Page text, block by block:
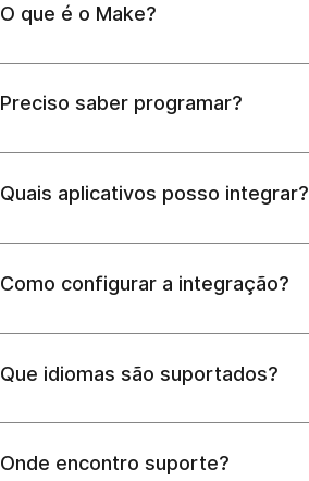
O que é o Make?
Preciso saber programar?
Quais aplicativos posso integrar?
Como configurar a integração?
Que idiomas são suportados?
Onde encontro suporte?